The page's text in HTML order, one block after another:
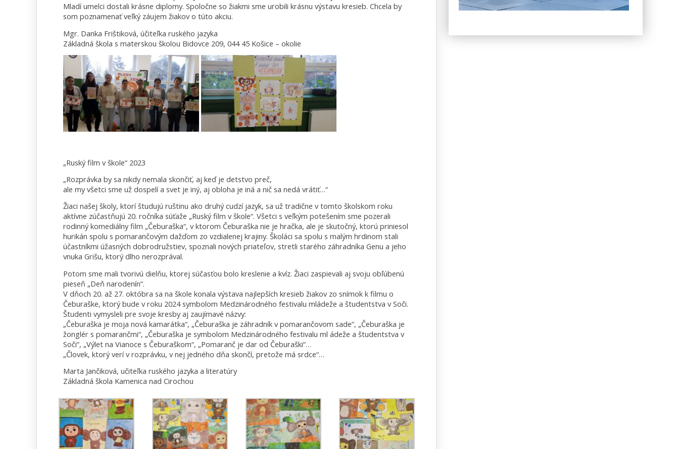
Mladí umelci dostali krásne diplomy. Spoločne so žiakmi sme urobili krásnu výstavu kresieb. Chcela by
som poznamenať veľký záujem žiakov o túto akciu.
Mgr. Danka Frištiková, účiteľka ruského jazyka
Základná škola s materskou školou Bidovce 209, 044 45 Košice – okolie
„Ruský film v škole“ 2023
„Rozprávka by sa nikdy nemala skončiť, aj keď je detstvo preč,
ale my všetci sme už dospelí a svet je iný, aj obloha je iná a nič sa nedá vrátiť…“
Žiaci našej školy, ktorí študujú ruštinu ako druhý cudzí jazyk, sa už tradične v tomto školskom roku
aktívne zúčastňujú 20. ročníka súťaže „Ruský film v škole“. Všetci s veľkým potešením sme pozerali
rodinný komediálny film „Čeburaška“, v ktorom Čeburaška nie je hračka, ale je skutočný, ktorú priniesol
hurikán spolu s pomarančovým dažďom zo vzdialenej krajiny. Školáci sa spolu s malým hrdinom stali
účastníkmi úžasných dobrodružstiev, spoznali nových priateľov, stretli starého záhradníka Genu a jeho
vnuka Grišu, ktorý dlho nerozprával.
Potom sme mali tvorivú dielňu, ktorej súčasťou bolo kreslenie a kvíz. Žiaci zaspievali aj svoju obľúbenú
pieseň „Deň narodenín“.
V dňoch 20. až 27. októbra sa na škole konala výstava najlepších kresieb žiakov zo snímok k filmu o
Čeburaške, ktorý bude v roku 2024 symbolom Medzinárodného festivalu mládeže a študentstva v Soči.
Študenti vymysleli pre svoje kresby aj zaujímavé názvy:
„Čeburaška je moja nová kamarátka“, „Čeburaška je záhradník v pomarančovom sade“, „Čeburaška je
žonglér s pomarančmi“, „Čeburaška je symbolom Medzinárodného festivalu ml ádeže a študentstva v
Soči“, „Výlet na Vianoce s Čeburaškom“, „Pomaranč je dar od Čeburaški“…
„Človek, ktorý verí v rozprávku, v nej jedného dňa skončí, pretože má srdce“…
Marta Jančiková, učiteľka ruského jazyka a literatúry
Základná škola Kamenica nad Cirochou